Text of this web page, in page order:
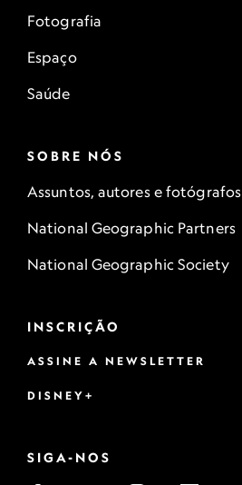
Fotografia
Espaço
Saúde
SOBRE NÓS
Assuntos, autores e fotógrafos
National Geographic Partners
National Geographic Society
INSCRIÇÃO
ASSINE A NEWSLETTER
DISNEY+
SIGA-NOS